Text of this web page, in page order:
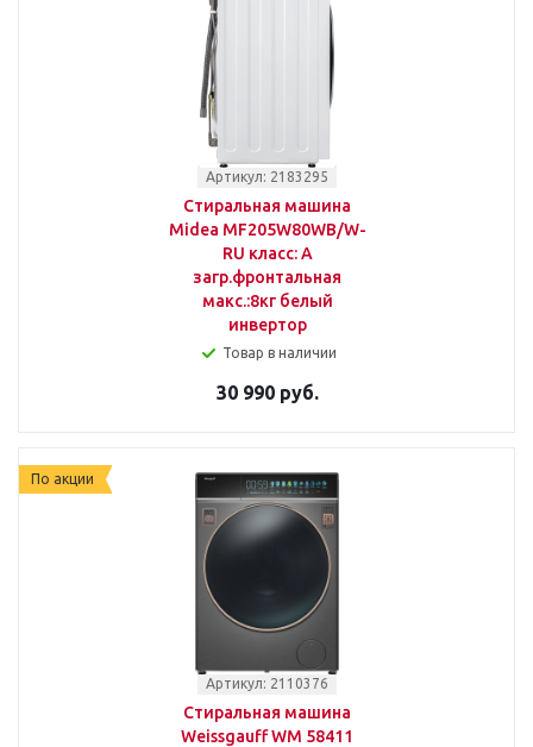
Артикул: 2183295
Стиральная машина
Midea MF205W80WB/W-
RU класс: A
загр.фронтальная
макс.:8кг белый
инвертор
Товар в наличии
30 990 руб.
По акции
Артикул: 2110376
Стиральная машина
Weissgauff WM 58411